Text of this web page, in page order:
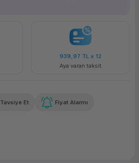
939,97 TL x 12
Aya varan taksit
Tavsiye Et Fiyat Alarmı